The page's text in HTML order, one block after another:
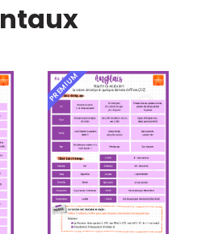
PREMIUM